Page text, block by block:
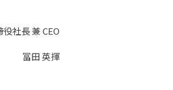
社長 兼 CEO
冨田 英揮